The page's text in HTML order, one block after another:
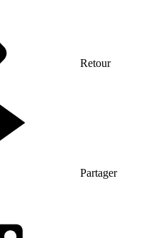
Retour
Partager